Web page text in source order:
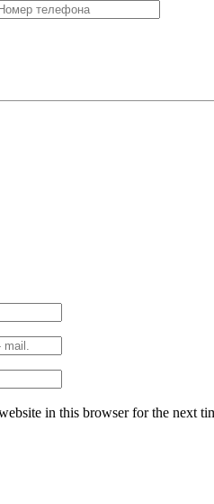
in this browser for the next